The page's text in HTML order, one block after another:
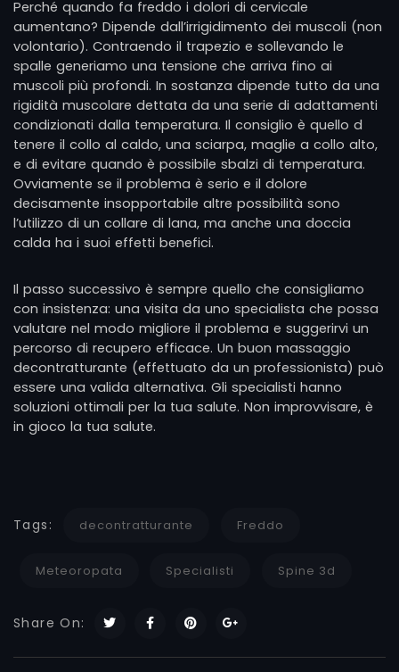
Perché quando fa freddo i dolori di cervicale
aumentano? Dipende dall’irrigidimento dei muscoli (non
volontario). Contraendo il trapezio e sollevando le
spalle generiamo una tensione che arriva fino ai
muscoli più profondi. In sostanza dipende tutto da una
rigidità muscolare dettata da una serie di adattamenti
condizionati dalla temperatura. Il consiglio è quello d
tenere il collo al caldo, una sciarpa, maglie a collo alto,
e di evitare quando è possibile sbalzi di temperatura.
Ovviamente se il problema è serio e il dolore
decisamente insopportabile altre possibilità sono
l’utilizzo di un collare di lana, ma anche una doccia
calda ha i suoi effetti benefici.
Il passo successivo è sempre quello che consigliamo
con insistenza: una visita da uno specialista che possa
valutare nel modo migliore il problema e suggerirvi un
percorso di recupero efficace. Un buon massaggio
decontratturante (effettuato da un professionista) può
essere una valida alternativa. Gli specialisti hanno
soluzioni ottimali per la tua salute. Non improvvisare, è
in gioco la tua salute.
Tags: decontratturante Freddo
Meteoropata Specialisti Spine 3d
Share On: